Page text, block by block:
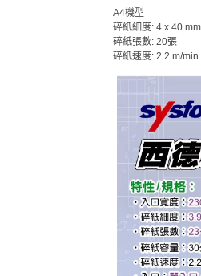
A4機型
碎紙細度: 4 x 40 mm
碎紙張數: 20張
碎紙速度: 2.2 m/min